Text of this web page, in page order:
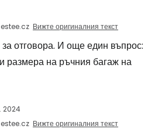
Вижте оригиналния текст
отговора. И още един въпрос:
размера на ръчния багаж на
2024
Вижте оригиналния текст